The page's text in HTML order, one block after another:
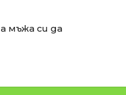
мъжа си да